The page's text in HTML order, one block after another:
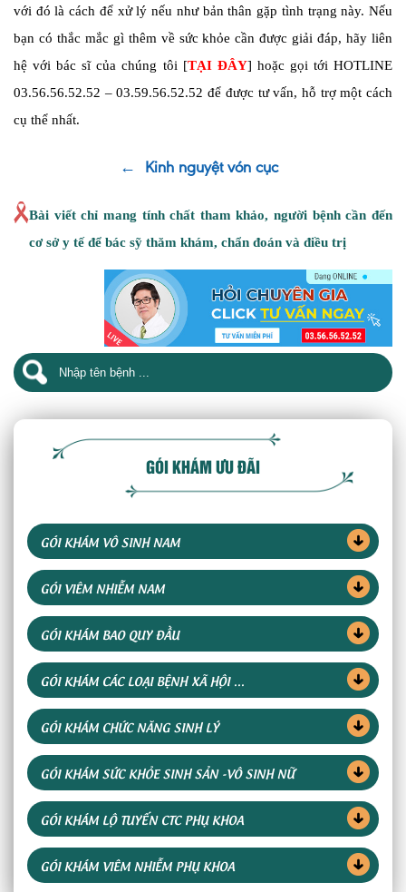
với đó là cách để xử lý nếu như bản thân gặp tình trạng này. Nếu
bạn có thắc mắc gì thêm về sức khỏe cần được giải đáp, hãy liên
hệ với bác sĩ của chúng tôi [TẠI ĐÂY] hoặc gọi tới HOTLINE
03.56.56.52.52 – 03.59.56.52.52 để được tư vấn, hỗ trợ một cách
cụ thể nhất.
← Kinh nguyệt vón cục
Bài viết chỉ mang tính chất tham khảo, người bệnh cần đến
cơ sở y tế để bác sỹ thăm khám, chẩn đoán và điều trị
GÓI KHÁM ƯU ĐÃI
GÓI KHÁM VÔ SINH NAM
GÓI VIÊM NHIỄM NAM
GÓI KHÁM BAO QUY ĐẦU
GÓI KHÁM CÁC LOẠI BỆNH XÃ HỘI ...
GÓI KHÁM CHỨC NĂNG SINH LÝ
GÓI KHÁM SỨC KHỎE SINH SẢN -VÔ SINH NỮ
GÓI KHÁM LỘ TUYẾN CTC PHỤ KHOA
GÓI KHÁM VIÊM NHIỄM PHỤ KHOA